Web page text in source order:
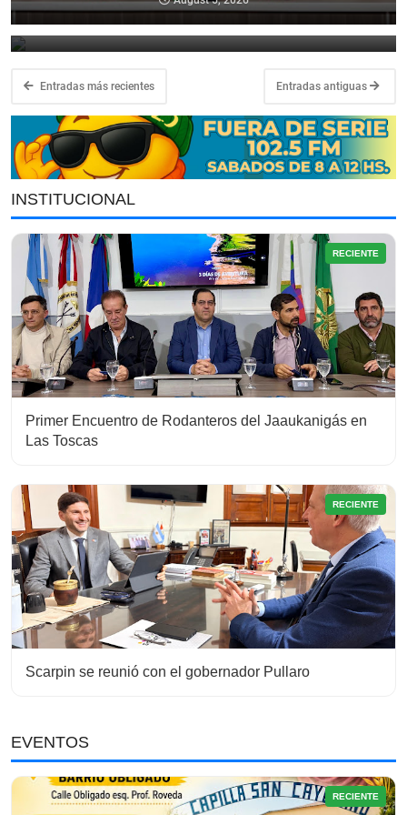
August 5, 2026
Entradas más recientes Entradas antiguas
INSTITUCIONAL
RECIENTE
Primer Encuentro de Rodanteros del Jaaukanigás en
Las Toscas
RECIENTE
Scarpin se reunió con el gobernador Pullaro
EVENTOS
RECIENTE